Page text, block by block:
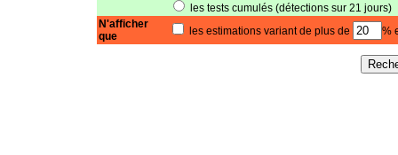
les tests cumulés (détections sur 21 jours)
N'afficher
que
les estimations variant de plus de %